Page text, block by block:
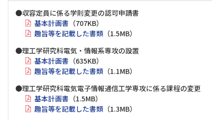
●収容定員に係る学則変更の認可申請書
基本計画書 （707KB）
趣旨等を記載した書類 （1.5MB）
●理工学研究科電気・情報系専攻の設置
基本計画書 （635KB）
趣旨等を記載した書類 （1.1MB）
●理工学研究科電気電子情報通信工学専攻に係る課程の変更
基本計画書 （1.5MB）
趣旨等を記載した書類 （1.3MB）